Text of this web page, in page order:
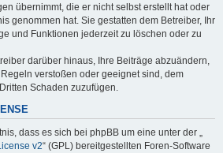
übernimmt, die er nicht selbst erstellt hat oder
genommen hat. Sie gestatten dem Betreiber, Ihr
und Funktionen jederzeit zu löschen oder zu
darüber hinaus, Ihre Beiträge abzuändern,
verstoßen oder geeignet sind, dem
Schaden zuzufügen.
dass es sich bei phpBB um eine unter der „
v2“ (GPL) bereitgestellten Foren-Software